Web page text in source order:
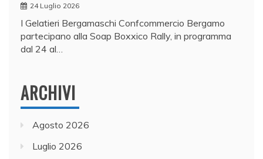
24 Luglio 2026
I Gelatieri Bergamaschi Confcommercio Bergamo
partecipano alla Soap Boxxico Rally, in programma
dal 24 al…
ARCHIVI
Agosto 2026
Luglio 2026